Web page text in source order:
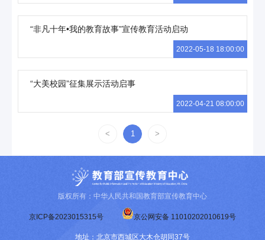
2022-05-18 18:00:00
“非凡十年•我的教育故事”宣传教育活动启动
2022-04-21 08:00:00
“大美校园”征集展示活动启事
< 1 >
版权所有：中华人民共和国教育部宣传教育中心
京ICP备2023015315号 京公网安备 11010202010619号
地址：北京市西城区大木仓胡同37号